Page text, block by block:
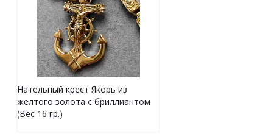
Нательный крест Якорь из
желтого золота с бриллиантом
(Вес 16 гр.)